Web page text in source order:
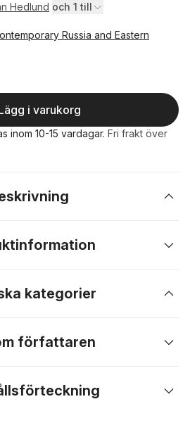
Hedlund och 1 till
Russia and Eastern
i varukorg
inom 10-15 vardagar. Fri frakt över
kategorier
författaren